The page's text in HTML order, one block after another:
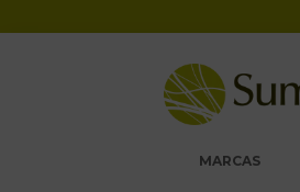
MARCAS